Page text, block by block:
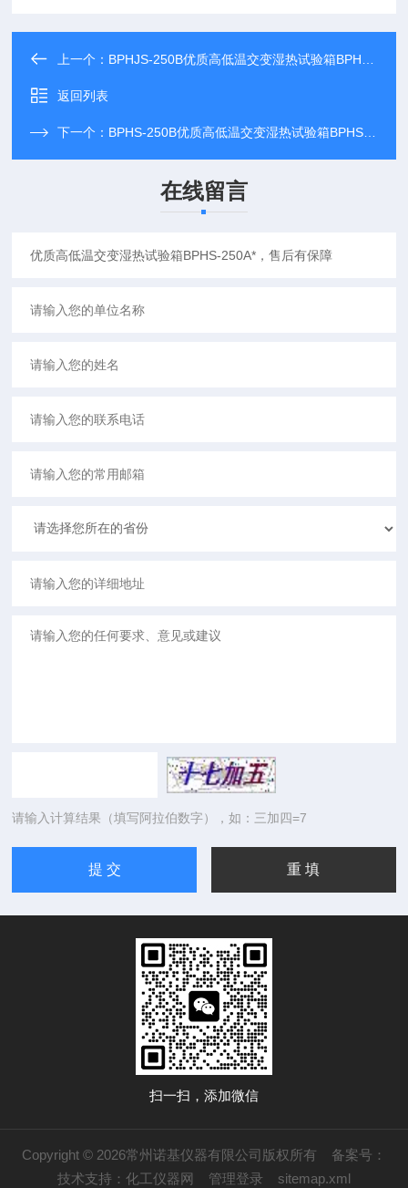
上一个： BPHJS-250B优质高低温交变湿热试验箱BPHJS-250B*，售后有保障
返回列表
下一个： BPHS-250B优质高低温交变湿热试验箱BPHS-250B*，售后有保障
在线留言
请输入计算结果（填写阿拉伯数字），如：三加四=7
扫一扫，添加微信
Copyright © 2026常州诺基仪器有限公司版权所有 备案号：
技术支持： 化工仪器网 管理登录 sitemap.xml